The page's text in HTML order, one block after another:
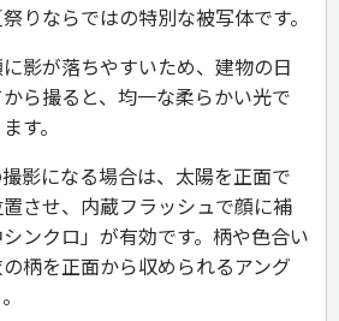
りならではの特別な被写体です。
影が落ちやすいため、建物の日
ら撮ると、均一な柔らかい光で
す。
影になる場合は、太陽を正面で
させ、内蔵フラッシュで顔に補
ンクロ」が有効です。柄や色合い
柄を正面から収められるアング